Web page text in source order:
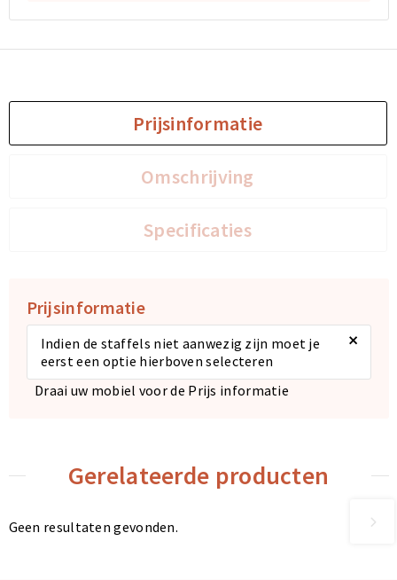
Documententassen
DocumententassenPrijsinformatie
Omschrijving
Specificaties
Prijsinformatie
Indien de staffels niet aanwezig zijn moet je
eerst een optie hierboven selecteren
×
Draai uw mobiel voor de Prijs informatie
Gerelateerde producten
Geen resultaten gevonden.